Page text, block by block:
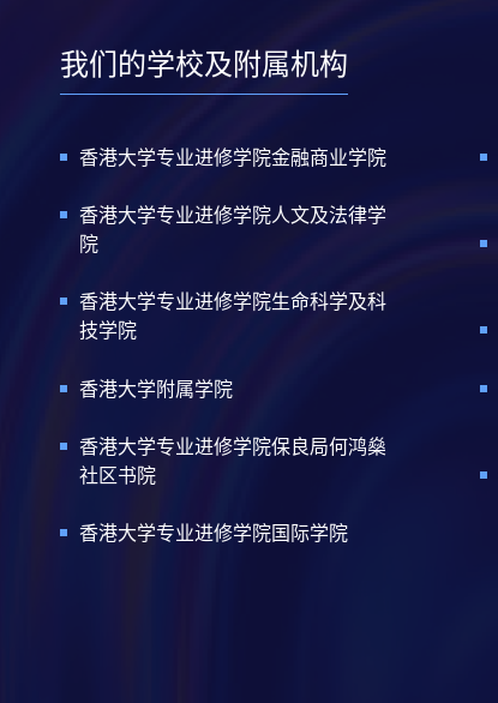
我们的学校及附属机构
香港大学专业进修学院金融商业学院
香港大学专业进修学院人文及法律学
院
香港大学专业进修学院生命科学及科
技学院
香港大学附属学院
香港大学专业进修学院保良局何鸿燊
社区书院
香港大学专业进修学院国际学院